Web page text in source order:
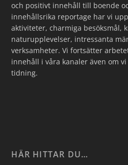
och positivt innehåll till boende
innehållsrika reportage har vi
aktiviteter, charmiga besöksmål,
naturupplevelser, intressanta
verksamheter. Vi fortsätter
innehåll i våra kanaler även om
tidning.
HÄR HITTAR DU…